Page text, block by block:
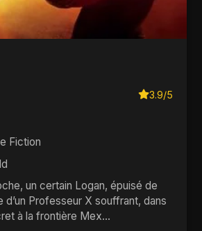
3.9/5
Fiction
un certain Logan, épuisé de
d’un Professeur X souffrant, dans
à la frontière Mex...